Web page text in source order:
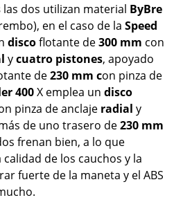
las dos utilizan material ByBre
en el caso de la Speed
discoflotante de300 mm con
ycuatro pistones, apoyado
de230 mm con pinza de
400X emplea un disco
pinza de anclaje radial y
de uno trasero de230 mm
frenan bien, a lo que
de los cauchos y la
fuerte de la maneta y el ABS